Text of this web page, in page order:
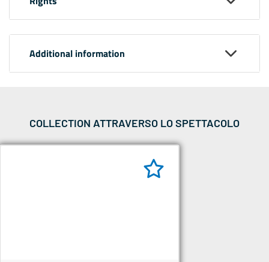
Additional information
COLLECTION ATTRAVERSO LO SPETTACOLO